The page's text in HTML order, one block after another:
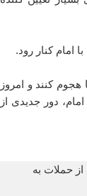
امام کنار رود.
هجوم کنند و امروز
دور جدیدی از
حملات به